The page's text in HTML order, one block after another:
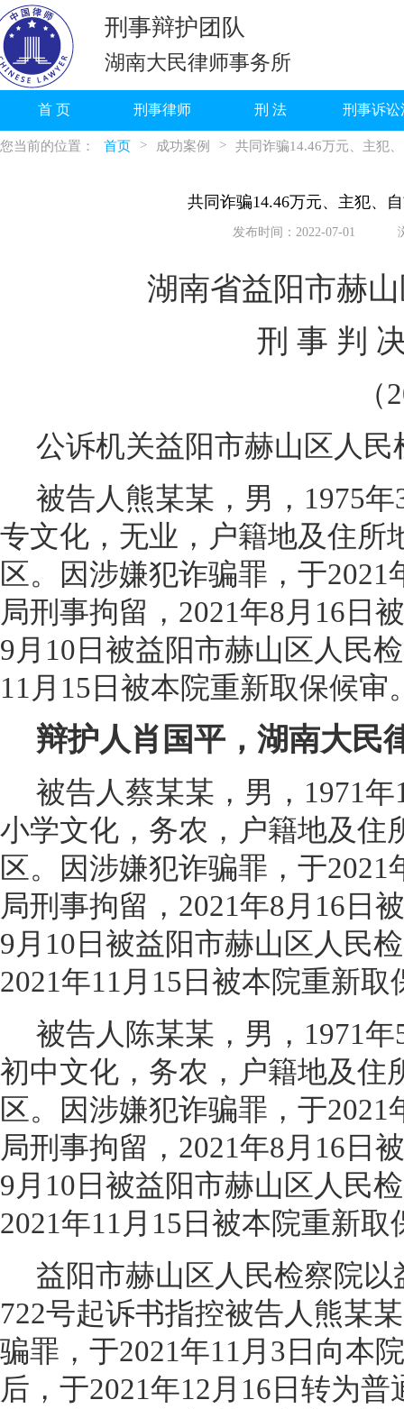
刑事辩护团队
湖南大民律师事务所
首 页 刑事律师 刑 法 刑事诉讼
您当前的位置： 首页 > 成功案例 > 共同诈骗14.46万元、主犯
共同诈骗14.46万元、主犯、
发布时间：2022-07-01
湖南省益阳市赫
刑 事 判
公诉机关益阳市赫山区人民
被告人熊某某，男，1975
专文化，无业，户籍地及住所
区。因涉嫌犯诈骗罪，于
局刑事拘留，2021年8月16日
9月10日被益阳市赫山区人民
11月15日被本院重新取保候审
辩护人肖国平，湖南大民
被告人蔡某某，男，1971
小学文化，务农，户籍地及住
区。因涉嫌犯诈骗罪，于
局刑事拘留，2021年8月16日
9月10日被益阳市赫山区人民
2021年11月15日被本院重新取
被告人陈某某，男，1971
初中文化，务农，户籍地及住
区。因涉嫌犯诈骗罪，于
局刑事拘留，2021年8月16日
9月10日被益阳市赫山区人民
2021年11月15日被本院重新取
益阳市赫山区人民检察院以
722号起诉书指控被告人熊某
骗罪，于2021年11月3日向本
后，于2021年12月16日转为